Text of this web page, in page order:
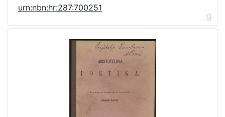
urn:nbn:hr:287:700251
9